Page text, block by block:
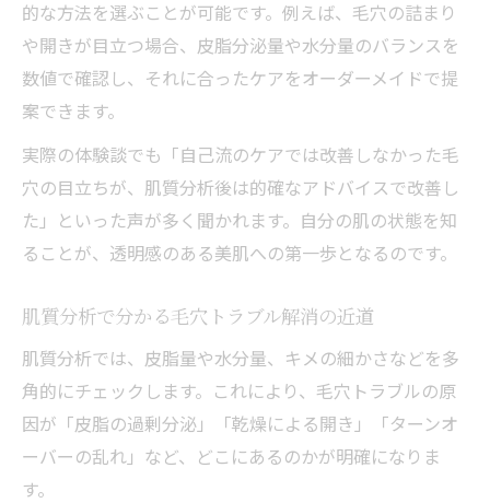
的な方法を選ぶことが可能です。例えば、毛穴の詰まり
や開きが目立つ場合、皮脂分泌量や水分量のバランスを
数値で確認し、それに合ったケアをオーダーメイドで提
案できます。
実際の体験談でも「自己流のケアでは改善しなかった毛
穴の目立ちが、肌質分析後は的確なアドバイスで改善し
た」といった声が多く聞かれます。自分の肌の状態を知
ることが、透明感のある美肌への第一歩となるのです。
肌質分析で分かる毛穴トラブル解消の近道
肌質分析では、皮脂量や水分量、キメの細かさなどを多
角的にチェックします。これにより、毛穴トラブルの原
因が「皮脂の過剰分泌」「乾燥による開き」「ターンオ
ーバーの乱れ」など、どこにあるのかが明確になりま
す。